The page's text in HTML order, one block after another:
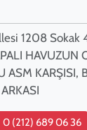
1208 Sokak
HAVUZUN
ASM KARŞISI,
0 (212) 689 06 36